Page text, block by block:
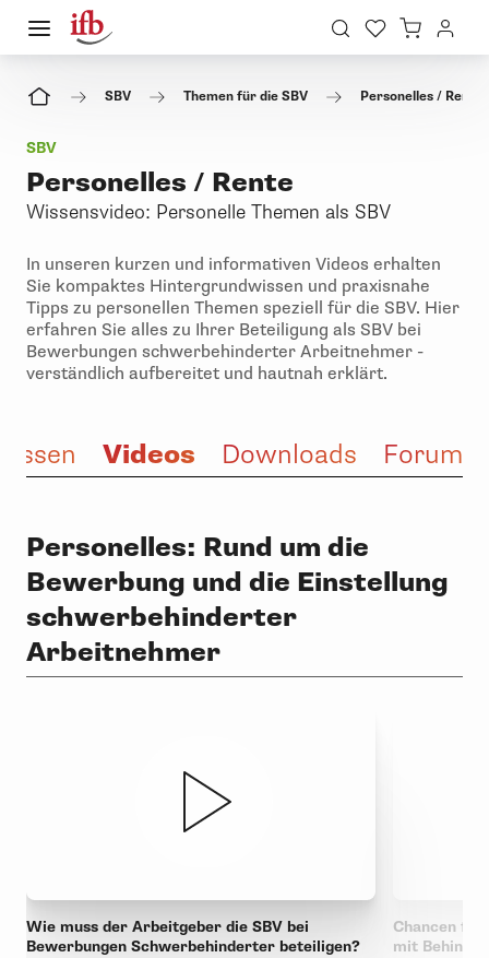
SBV Themen für die SBV Personelles / Rente
SBV
Personelles / Rente
Wissensvideo: Personelle Themen als SBV
In unseren kurzen und informativen Videos erhalten
Sie kompaktes Hintergrundwissen und praxisnahe
Tipps zu personellen Themen speziell für die SBV. Hier
erfahren Sie alles zu Ihrer Beteiligung als SBV bei
Bewerbungen schwerbehinderter Arbeitnehmer -
verständlich aufbereitet und hautnah erklärt.
Videos Downloads Forum
Personelles: Rund um die
Bewerbung und die Einstellung
schwerbehinderter
Arbeitnehmer
Wie muss der Arbeitgeber die SBV bei
Bewerbungen Schwerbehinderter beteiligen?
Chancen
mit